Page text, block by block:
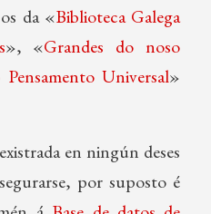
da «Biblioteca Galega
», «Grandes do noso
Universal»
en ningún deses
por suposto é